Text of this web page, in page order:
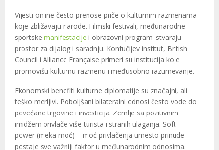
Vijesti online često prenose priče o kulturnim razmenama
koje zbližavaju narode. Filmski festivali, međunarodne
sportske manifestacije i obrazovni programi stvaraju
prostor za dijalog i saradnju. Konfučijev institut, British
Council i Alliance Française primeri su institucija koje
promovišu kulturnu razmenu i međusobno razumevanje.
Ekonomski benefiti kulturne diplomatije su značajni, ali
teško merljivi. Poboljšani bilateralni odnosi često vode do
povećane trgovine i investicija. Zemlje sa pozitivnim
imidžem privlače više turista i stranih ulaganja. Soft
power (meka moć) – moć privlačenja umesto prinude –
postaje sve važniji faktor u međunarodnim odnosima.